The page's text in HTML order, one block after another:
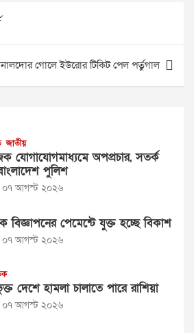
গোলে ইউরোর টিকিট পেল পর্তুগাল
জাতীয়
যোগাযোগমাধ্যমে অপপ্রচার, সতর্ক
পুলিশ
০৭ আগস্ট ২০২৬
বিজ্ঞাপনের পেমেন্টে যুক্ত হচ্ছে বিকাশ
০৭ আগস্ট ২০২৬
দেশে হামলা চালাতে পারে রাশিয়া
০৭ আগস্ট ২০২৬